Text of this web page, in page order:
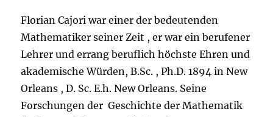
Florian Cajori war einer der bedeutenden
Mathematiker seiner Zeit , er war ein berufener
Lehrer und errang beruflich höchste Ehren und
akademische Würden, B.Sc. , Ph.D. 1894 in New
Orleans , D. Sc. E.h. New Orleans. Seine
Forschungen der Geschichte der Mathematik